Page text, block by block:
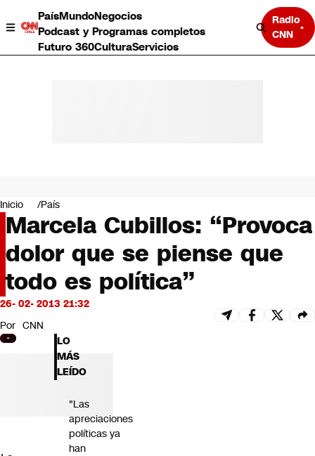
PaísMundoNegocios
Podcast y Programas completos
Futuro 360CulturaServicios
Radio
CNN
Negocios
Deportes
Programas completos
Cultura
Servicios
Bits
CNN tiempo
Futuro 360
Opinión
Inicio País
Marcela Cubillos: “Provoca
dolor que se piense que
todo es política”
26- 02- 2013 21:32
Por CNN
LO
MÁS
LEÍDO
"Las
apreciaciones
políticas ya
han